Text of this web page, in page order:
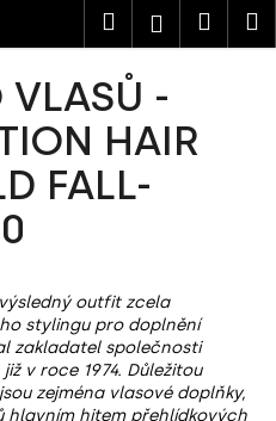
HledatPřihlášení
VLASŮ -
HAIR
FALL-
outfit zcela
stylingu pro doplnění
zakladatel společnosti
v roce 1974. Důležitou
zejména vlasové doplňky,
hlavním hitem přehlídkových